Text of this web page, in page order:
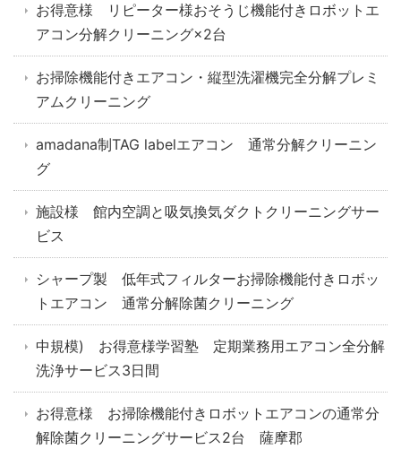
お得意様 リピーター様おそうじ機能付きロボットエ
アコン分解クリーニング×2台
お掃除機能付きエアコン・縦型洗濯機完全分解プレミ
アムクリーニング
amadana制TAG labelエアコン 通常分解クリーニン
グ
施設様 館内空調と吸気換気ダクトクリーニングサー
ビス
シャープ製 低年式フィルターお掃除機能付きロボッ
トエアコン 通常分解除菌クリーニング
中規模) お得意様学習塾 定期業務用エアコン全分解
洗浄サービス3日間
お得意様 お掃除機能付きロボットエアコンの通常分
解除菌クリーニングサービス2台 薩摩郡